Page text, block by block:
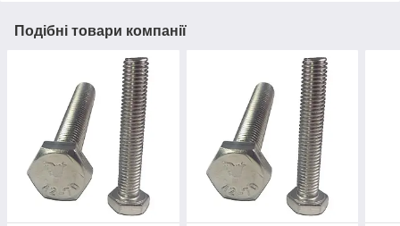
Подібні товари компанії